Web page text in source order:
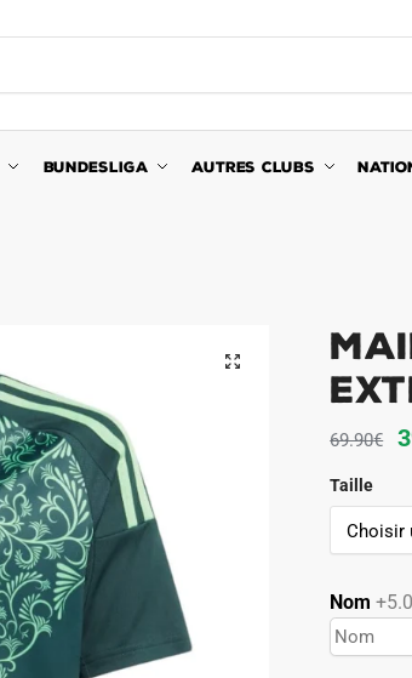
BUNDESLIGA AUTRES CLUBS
🔍
69.90€
Taille
Nom